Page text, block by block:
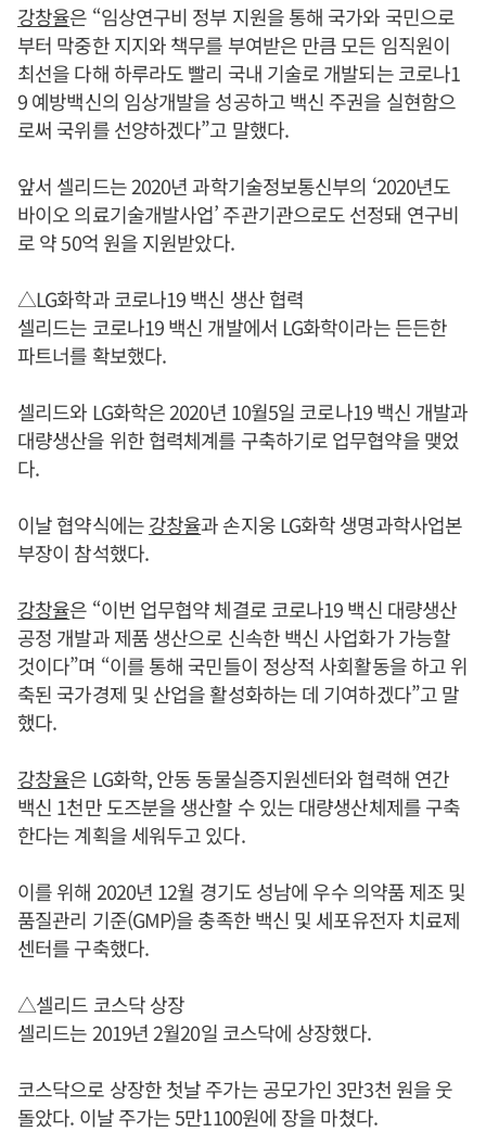
강창율은 “임상연구비 정부 지원을 통해 국가와 국민으로
부터 막중한 지지와 책무를 부여받은 만큼 모든 임직원이
최선을 다해 하루라도 빨리 국내 기술로 개발되는 코로나1
9 예방백신의 임상개발을 성공하고 백신 주권을 실현함으
로써 국위를 선양하겠다”고 말했다.
앞서 셀리드는 2020년 과학기술정보통신부의 ‘2020년도
바이오 의료기술개발사업’ 주관기관으로도 선정돼 연구비
로 약 50억 원을 지원받았다.
△LG화학과 코로나19 백신 생산 협력
셀리드는 코로나19 백신 개발에서 LG화학이라는 든든한
파트너를 확보했다.
셀리드와 LG화학은 2020년 10월5일 코로나19 백신 개발과
대량생산을 위한 협력체계를 구축하기로 업무협약을 맺었
다.
이날 협약식에는강창율과 손지웅 LG화학 생명과학사업본
부장이 참석했다.
강창율은 “이번 업무협약 체결로 코로나19 백신 대량생산
공정 개발과 제품 생산으로 신속한 백신 사업화가 가능할
것이다”며 “이를 통해 국민들이 정상적 사회활동을 하고 위
축된 국가경제 및 산업을 활성화하는 데 기여하겠다”고 말
했다.
강창율은 LG화학, 안동 동물실증지원센터와 협력해 연간
백신 1천만 도즈분을 생산할 수 있는 대량생산체제를 구축
한다는 계획을 세워두고 있다.
이를 위해 2020년 12월 경기도 성남에 우수 의약품 제조 및
품질관리 기준(GMP)을 충족한 백신 및 세포유전자 치료제
센터를 구축했다.
△셀리드 코스닥 상장
셀리드는 2019년 2월20일 코스닥에 상장했다.
코스닥으로 상장한 첫날 주가는 공모가인 3만3천 원을 웃
돌았다. 이날 주가는 5만1100원에 장을 마쳤다.